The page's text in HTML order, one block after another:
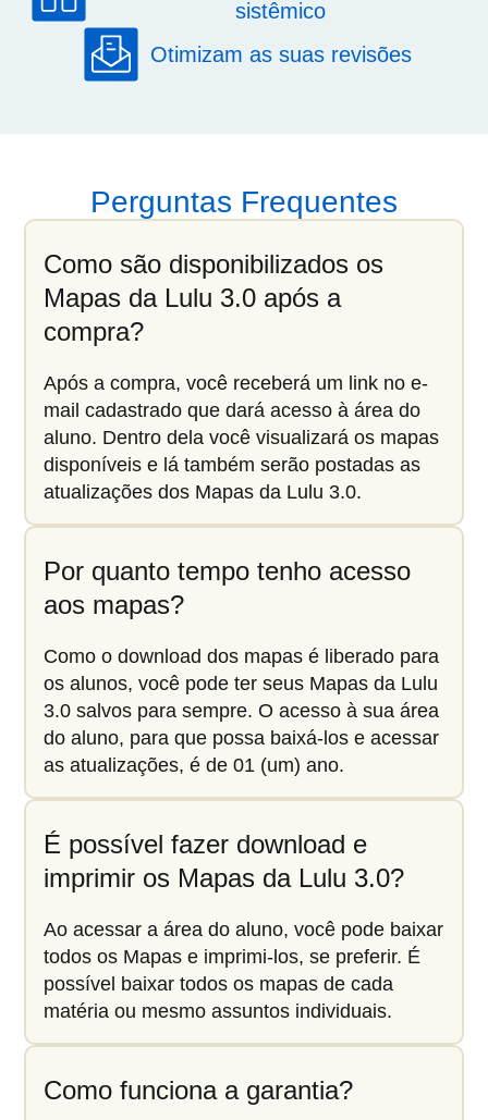
sistêmico
Otimizam as suas revisões
Perguntas Frequentes
Como são disponibilizados os
Mapas da Lulu 3.0 após a
compra?
Após a compra, você receberá um link no e-
mail cadastrado que dará acesso à área do
aluno. Dentro dela você visualizará os mapas
disponíveis e lá também serão postadas as
atualizações dos Mapas da Lulu 3.0.
Por quanto tempo tenho acesso
aos mapas?
Como o download dos mapas é liberado para
os alunos, você pode ter seus Mapas da Lulu
3.0 salvos para sempre. O acesso à sua área
do aluno, para que possa baixá-los e acessar
as atualizações, é de 01 (um) ano.
É possível fazer download e
imprimir os Mapas da Lulu 3.0?
Ao acessar a área do aluno, você pode baixar
todos os Mapas e imprimi-los, se preferir. É
possível baixar todos os mapas de cada
matéria ou mesmo assuntos individuais.
Como funciona a garantia?